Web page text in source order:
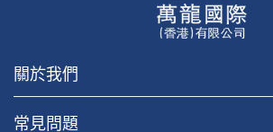
關於我們
常見問題